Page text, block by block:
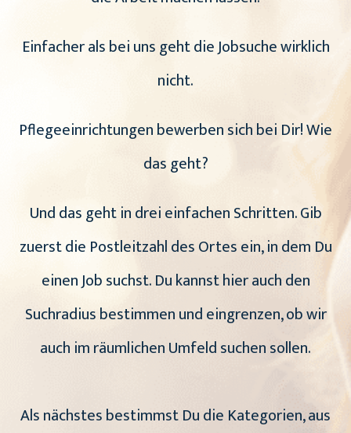
Einfacher als bei uns geht die Jobsuche wirklich
nicht.
Pflegeeinrichtungen bewerben sich bei Dir! Wie
das geht?
Und das geht in drei einfachen Schritten. Gib
zuerst die Postleitzahl des Ortes ein, in dem Du
einen Job suchst. Du kannst hier auch den
Suchradius bestimmen und eingrenzen, ob wir
auch im räumlichen Umfeld suchen sollen.
Als nächstes bestimmst Du die Kategorien, aus